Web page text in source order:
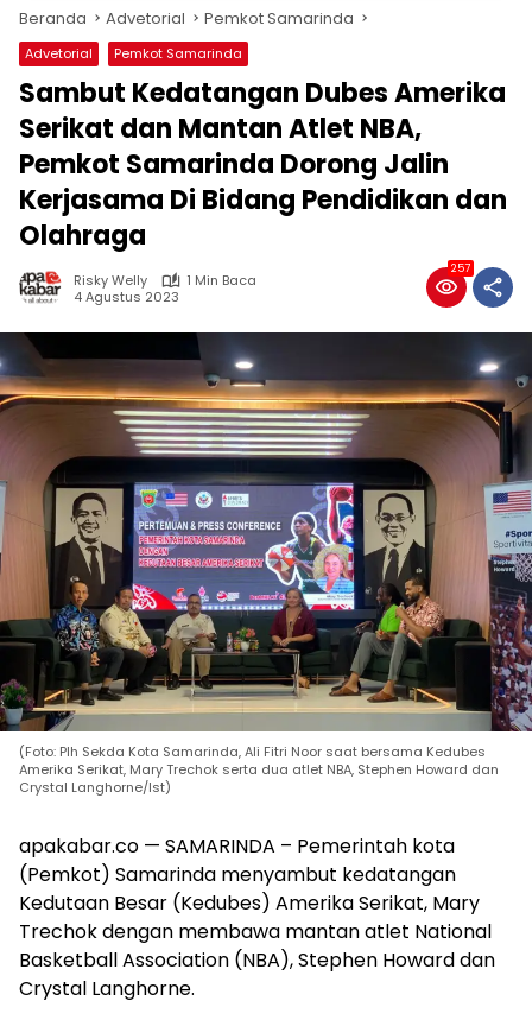
Beranda Advetorial Pemkot Samarinda
Advetorial Pemkot Samarinda
Sambut Kedatangan Dubes Amerika
Serikat dan Mantan Atlet NBA,
Pemkot Samarinda Dorong Jalin
Kerjasama Di Bidang Pendidikan dan
Olahraga
Risky Welly
1 Min Baca
4 Agustus 2023
257
(Foto: Plh Sekda Kota Samarinda, Ali Fitri Noor saat bersama Kedubes
Amerika Serikat, Mary Trechok serta dua atlet NBA, Stephen Howard dan
Crystal Langhorne/Ist)
apakabar.co — SAMARINDA – Pemerintah kota
(Pemkot) Samarinda menyambut kedatangan
Kedutaan Besar (Kedubes) Amerika Serikat, Mary
Trechok dengan membawa mantan atlet National
Basketball Association (NBA), Stephen Howard dan
Crystal Langhorne.